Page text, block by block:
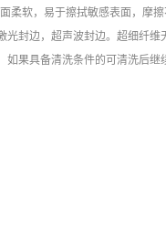
柔软，易于擦拭敏感表面，摩
封边，超声波封边。超细纤维
如果具备清洗条件的可清洗后